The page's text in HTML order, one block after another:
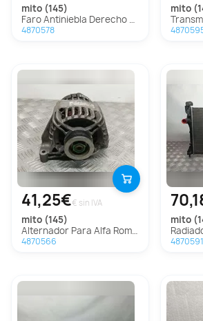
mito (145)
Faro Antiniebla Derecho Para Alfa Romeo Mito
4870578
mito
Transmision
41,25€€ sin IVA
mito (145)
Alternador Para Alfa Romeo Mito
4870566
mito
Radiador
4870591